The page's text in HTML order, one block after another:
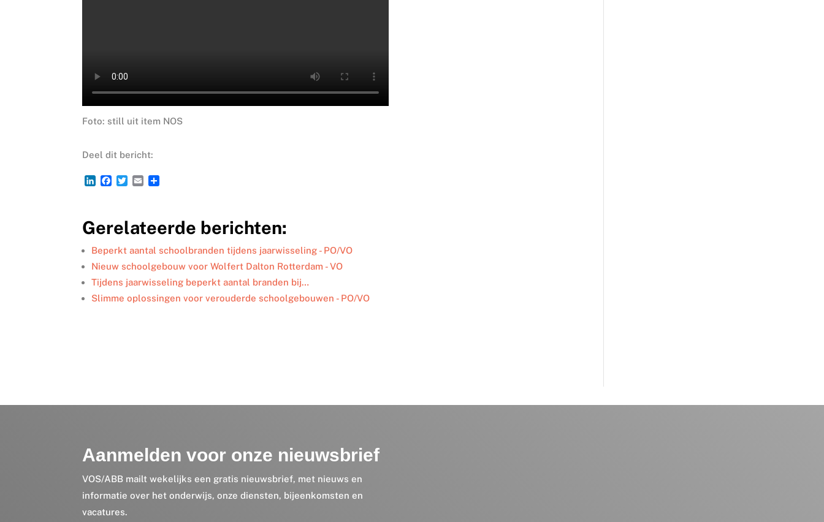
Foto: still uit item NOS
Deel dit bericht:
L
e
d
I
n
F
b
o
o
k
T
t
e
r
E
l
n
Gerelateerde berichten:
Beperkt aantal schoolbranden tijdens jaarwisseling - PO/VO
Nieuw schoolgebouw voor Wolfert Dalton Rotterdam - VO
Tijdens jaarwisseling beperkt aantal branden bij…
Slimme oplossingen voor verouderde schoolgebouwen - PO/VO
Aanmelden voor onze nieuwsbrief
VOS/ABB mailt wekelijks een gratis nieuwsbrief, met nieuws en
informatie over het onderwijs, onze diensten, bijeenkomsten en
vacatures.